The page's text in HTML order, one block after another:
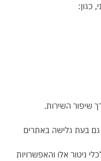
כגון:
שיפור השירות.
בעת גלישה באתרים
ניטור אלו והאפשרויות